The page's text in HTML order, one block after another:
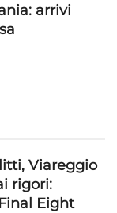
arrivi
Viareggio
rigori:
Eight